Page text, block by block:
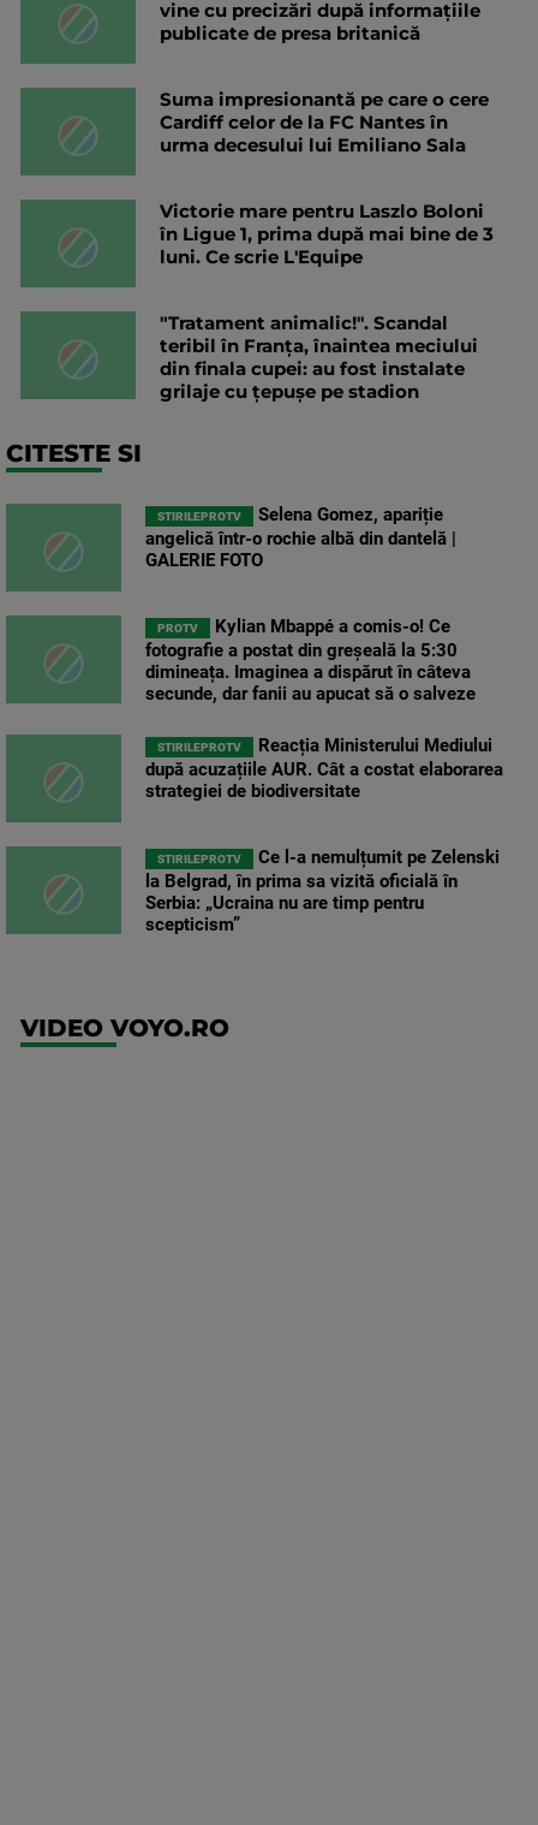
vine cu precizări după informațiile
publicate de presa britanică
Suma impresionantă pe care o cere
Cardiff celor de la FC Nantes în
urma decesului lui Emiliano Sala
Victorie mare pentru Laszlo Boloni
în Ligue 1, prima după mai bine de 3
luni. Ce scrie L'Equipe
"Tratament animalic!". Scandal
teribil în Franța, înaintea meciului
din finala cupei: au fost instalate
grilaje cu țepușe pe stadion
CITESTE SI
STIRILEPROTV
Selena Gomez, apariție
angelică într-o rochie albă din dantelă |
GALERIE FOTO
PROTV
Kylian Mbappé a comis-o! Ce
fotografie a postat din greșeală la 5:30
dimineața. Imaginea a dispărut în câteva
secunde, dar fanii au apucat să o salveze
STIRILEPROTV
Reacția Ministerului Mediului
după acuzațiile AUR. Cât a costat elaborarea
strategiei de biodiversitate
STIRILEPROTV
Ce l-a nemulțumit pe Zelenski
la Belgrad, în prima sa vizită oficială în
Serbia: „Ucraina nu are timp pentru
scepticism”
VIDEO VOYO.RO